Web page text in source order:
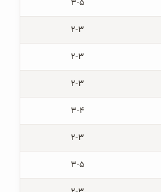
۳-۵
۲-۳
۲-۳
۲-۳
۳-۴
۲-۳
۳-۵